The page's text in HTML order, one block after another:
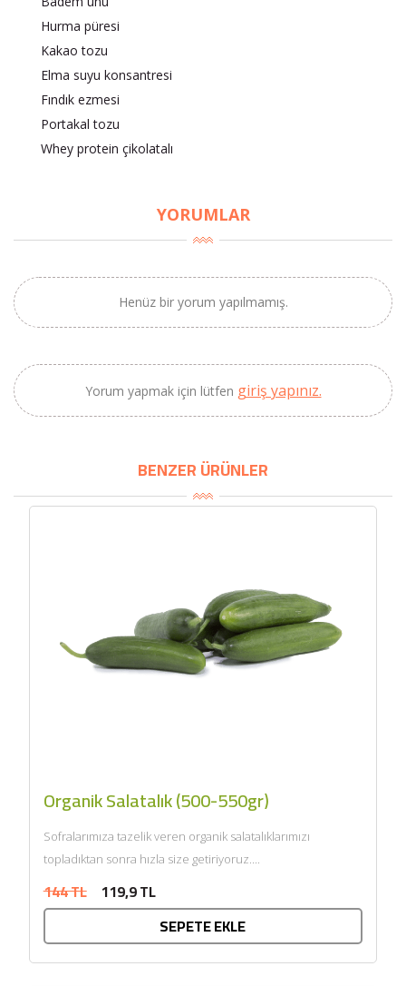
Hurma püresi
Kakao tozu
Elma suyu konsantresi
Fındık ezmesi
Portakal tozu
Whey protein çikolatalı
YORUMLAR
Henüz bir yorum yapılmamış.
Yorum yapmak için lütfen giriş yapınız.
BENZER ÜRÜNLER
Organik Salatalık (500-550gr)
Sofralarımıza tazelik veren organik salatalıklarımızı
topladıktan sonra hızla size getiriyoruz....
144 TL 119,9 TL
SEPETE EKLE